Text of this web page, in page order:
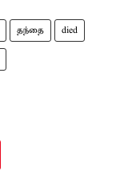
தந்தை died